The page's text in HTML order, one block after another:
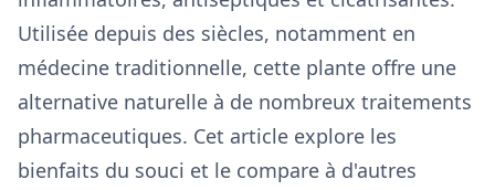
Utilisée depuis des siècles, notamment en
médecine traditionnelle, cette plante offre une
alternative naturelle à de nombreux traitements
pharmaceutiques. Cet article explore les
bienfaits du souci et le compare à d'autres